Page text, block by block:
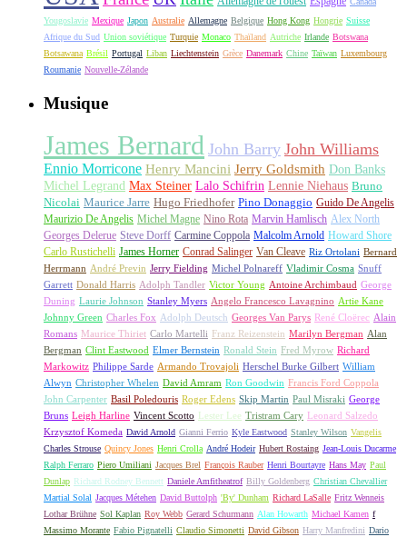
Yougoslavie Mexique Japon Australie Allemagne Belgique Hong Kong Hongrie Suisse
Afrique du Sud Union soviétique Turquie Monaco Thaïland Autriche Irlande Botswana
Botsawana Brésil Portugal Liban Liechtenstein Grèce Danemark Chine Taïwan Luxembourg
Roumanie Nouvelle-Zélande
Musique
James Bernard John Barry John Williams
Ennio Morricone Henry Mancini Jerry Goldsmith Don Banks
Michel Legrand Max Steiner Lalo Schifrin Lennie Niehaus Bruno
Nicolai Maurice Jarre Hugo Friedhofer Pino Donaggio Guido De Angelis
Maurizio De Angelis Michel Magne Nino Rota Marvin Hamlisch Alex North
Georges Delerue Steve Dorff Carmine Coppola Malcolm Arnold Howard Shore
Carlo Rustichelli James Horner Conrad Salinger Van Cleave Riz Ortolani Bernard
Herrmann André Previn Jerry Fielding Michel Polnareff Vladimir Cosma Snuff
Garrett Donald Harris Adolph Tandler Victor Young Antoine Archimbaud George
Duning Laurie Johnson Stanley Myers Angelo Francesco Lavagnino Artie Kane
Johnny Green Charles Fox Adolph Deutsch Georges Van Parys René Cloërec Alain
Romans Maurice Thiriet Carlo Martelli Franz Reizenstein Marilyn Bergman Alan
Bergman Clint Eastwood Elmer Bernstein Ronald Stein Fred Myrow Richard
Markowitz Philippe Sarde Armando Trovajoli Herschel Burke Gilbert William
Alwyn Christopher Whelen David Amram Ron Goodwin Francis Ford Coppola
John Carpenter Basil Poledouris Roger Edens Skip Martin Paul Misraki George
Bruns Leigh Harline Vincent Scotto Lester Lee Tristram Cary Leonard Salzedo
Krzysztof Komeda David Arnold Gianni Ferrio Kyle Eastwood Stanley Wilson Vangelis
Charles Strouse Quincy Jones Henri Crolla André Hodeir Hubert Rostaing Jean-Louis Ducarme
Ralph Ferraro Piero Umiliani Jacques Brel François Rauber Henri Bourtayre Hans May Paul
Dunlap Richard Rodney Bennett Daniele Amfitheatrof Billy Goldenberg Christian Chevallier
Martial Solal Jacques Métehen David Buttolph 'By' Dunham Richard LaSalle Fritz Wenneis
Lothar Brühne Sol Kaplan Roy Webb Gerard Schurmann Alan Howarth Michael Kamen f
Massimo Morante Fabio Pignatelli Claudio Simonetti David Gibson Harry Manfredini Dario